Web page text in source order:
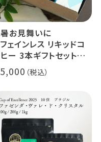
お見舞いに
ェインレス リキッドコ
ー 3本ギフトセット
ッシュド デカフェ ゼリ
1本
カフェ オレベース【無
】1本
カフェ アイスコーヒー 1
5,000